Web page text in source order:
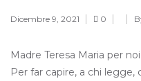
Dicembre 9, 2021 0
Madre Teresa Maria per
Per far capire, a chi